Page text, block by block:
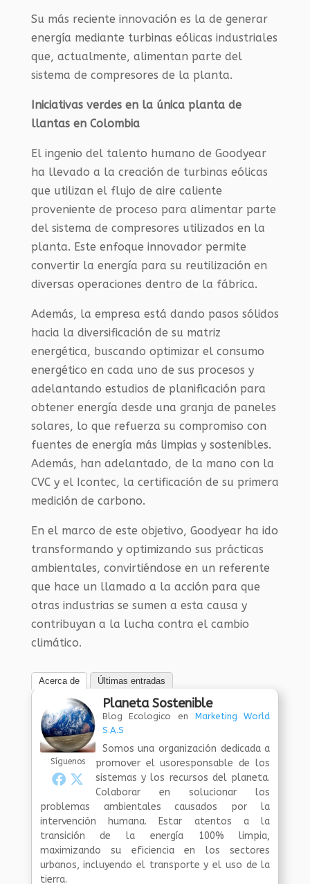
Su más reciente innovación es la de generar
energía mediante turbinas eólicas industriales
que, actualmente, alimentan parte del
sistema de compresores de la planta.
Iniciativas verdes en la única planta de
llantas en Colombia
El ingenio del talento humano de Goodyear
ha llevado a la creación de turbinas eólicas
que utilizan el flujo de aire caliente
proveniente de proceso para alimentar parte
del sistema de compresores utilizados en la
planta. Este enfoque innovador permite
convertir la energía para su reutilización en
diversas operaciones dentro de la fábrica.
Además, la empresa está dando pasos sólidos
hacia la diversificación de su matriz
energética, buscando optimizar el consumo
energético en cada uno de sus procesos y
adelantando estudios de planificación para
obtener energía desde una granja de paneles
solares, lo que refuerza su compromiso con
fuentes de energía más limpias y sostenibles.
Además, han adelantado, de la mano con la
CVC y el Icontec, la certificación de su primera
medición de carbono.
En el marco de este objetivo, Goodyear ha ido
transformando y optimizando sus prácticas
ambientales, convirtiéndose en un referente
que hace un llamado a la acción para que
otras industrias se sumen a esta causa y
contribuyan a la lucha contra el cambio
climático.
Acerca de Últimas entradas
Síguenos
Planeta Sostenible
Blog Ecologico en Marketing World
S.A.S
Somos una organización dedicada a
promover el usoresponsable de los
sistemas y los recursos del planeta.
Colaborar en solucionar los
problemas ambientales causados por la
intervención humana. Estar atentos a la
transición de la energía 100% limpia,
maximizando su eficiencia en los sectores
urbanos, incluyendo el transporte y el uso de la
tierra.